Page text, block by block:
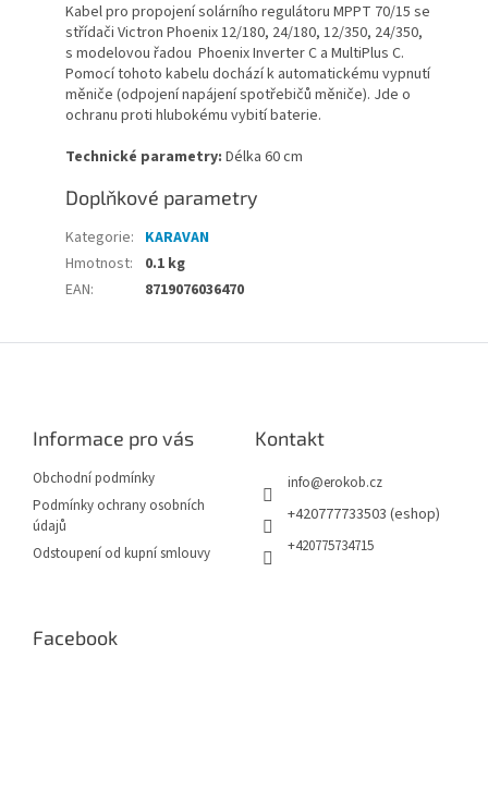
Kabel pro propojení solárního regulátoru MPPT 70/15 se
střídači Victron Phoenix 12/180, 24/180, 12/350, 24/350,
s modelovou řadou Phoenix Inverter C a MultiPlus C.
Pomocí tohoto kabelu dochází k automatickému vypnutí
měniče (odpojení napájení spotřebičů měniče). Jde o
ochranu proti hlubokému vybití baterie.
Technické parametry: Délka 60 cm
Doplňkové parametry
Kategorie: KARAVAN
Hmotnost:
0.1 kg
EAN: 8719076036470
Informace pro vás
Obchodní podmínky
Podmínky ochrany osobních
údajů
Odstoupení od kupní smlouvy
Kontakt
info@erokob.cz
+420777733503 (eshop)
+420775734715
Facebook